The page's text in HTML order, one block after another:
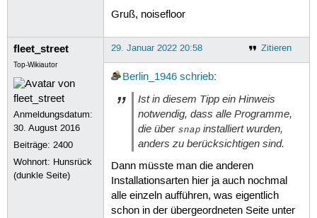
Gruß, noisefloor
fleet_street
Top-Wikiautor
Anmeldungsdatum:
30. August 2016
Beiträge:2400
Wohnort: Hunsrück
(dunkle Seite)
Zitieren
29. Januar 2022 20:58
Berlin_1946 schrieb:
Ist in diesem Tipp ein Hinweis
notwendig, dass alle Programme,
die über snapinstalliert wurden,
anders zu berücksichtigen sind.
Dann müsste man die anderen
Installationsarten hier ja auch nochmal
alle einzeln aufführen, was eigentlich
schon in der übergeordneten Seite unter